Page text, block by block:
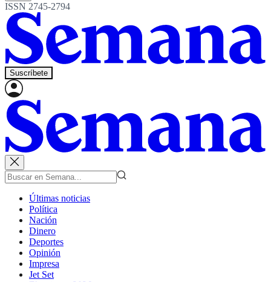
ISSN 2745-2794
Suscríbete
Últimas noticias
Política
Nación
Dinero
Deportes
Opinión
Impresa
Jet Set